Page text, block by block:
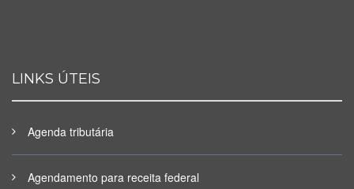
LINKS ÚTEIS
Agenda tributária
Agendamento para receita federal